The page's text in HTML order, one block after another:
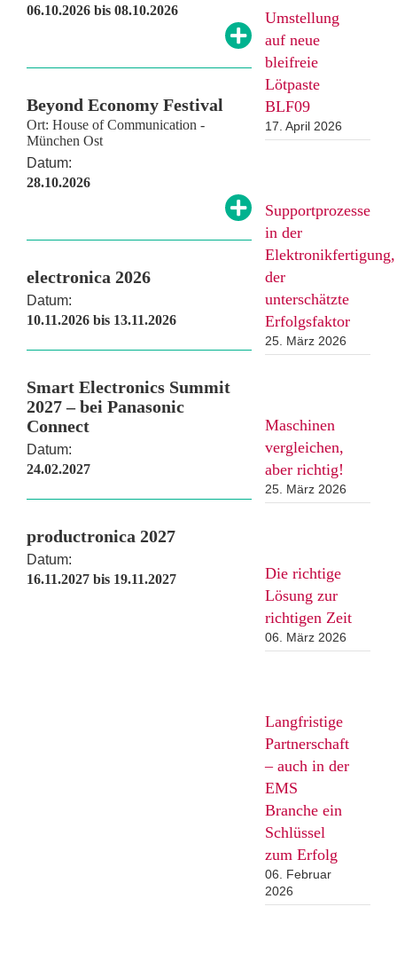
06.10.2026 bis 08.10.2026
Beyond Economy Festival
Ort: House of Communication -
München Ost
Datum:
28.10.2026
electronica 2026
Datum:
10.11.2026 bis 13.11.2026
Smart Electronics Summit
2027 – bei Panasonic
Connect
Datum:
24.02.2027
productronica 2027
Datum:
16.11.2027 bis 19.11.2027
Umstellung
auf neue
bleifreie
Lötpaste
BLF09
17. April 2026
Supportprozesse
in der
Elektronikfertigung,
der
unterschätzte
Erfolgsfaktor
25. März 2026
Maschinen
vergleichen,
aber richtig!
25. März 2026
Die richtige
Lösung zur
richtigen Zeit
06. März 2026
Langfristige
Partnerschaft
– auch in der
EMS
Branche ein
Schlüssel
zum Erfolg
06. Februar
2026